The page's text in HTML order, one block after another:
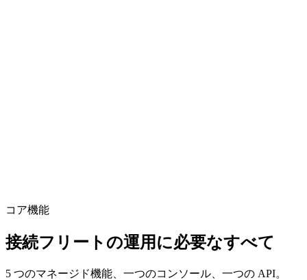
コア機能
接続フリートの運用に必要なすべて
5 つのマネージド機能、一つのコンソール、一つの API。